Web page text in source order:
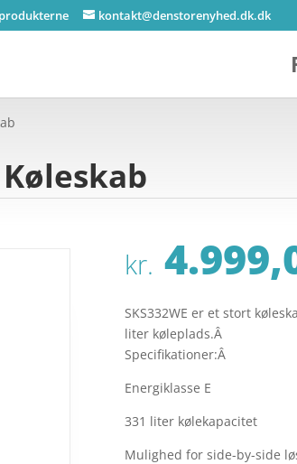
kontakt@denstorenyhed.dk.dk
Køleskab
kr.
SKS332WE er et stort
liter køleplads.Â
Specifikationer:Â
Energiklasse E
331 liter kølekapacitet
Mulighed for side-by-side